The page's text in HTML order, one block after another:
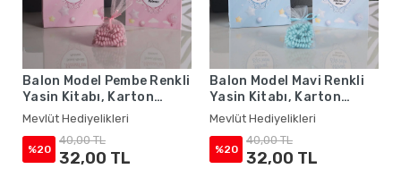
Balon Model Pembe Renkli
Yasin Kitabı, Karton
Çanta ve Tesbih - Mevlüt
Hediyelikleri
Mevlüt Hediyelikleri
%20
40,00 TL
32,00 TL
Balon Model Mavi Renkli
Yasin Kitabı, Karton
Çanta ve Tesbih - Mevlüt
Hediyelikleri
Mevlüt Hediyelikleri
%20
40,00 TL
32,00 TL